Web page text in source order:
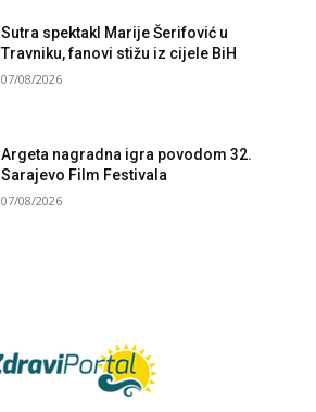
Sutra spektakl Marije Šerifović u
Travniku, fanovi stižu iz cijele BiH
07/08/2026
Argeta nagradna igra povodom 32.
Sarajevo Film Festivala
07/08/2026